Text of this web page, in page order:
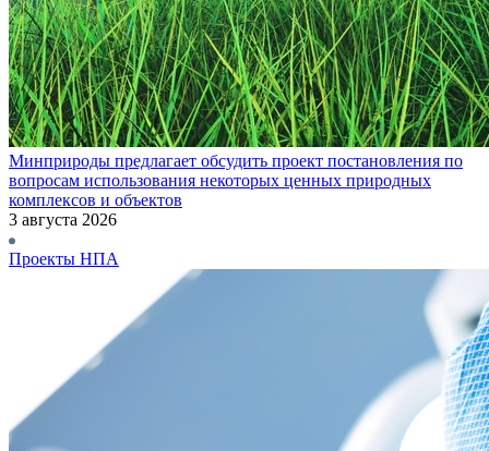
Минприроды предлагает обсудить проект постановления по
вопросам использования некоторых ценных природных
комплексов и объектов
3 августа 2026
Проекты НПА